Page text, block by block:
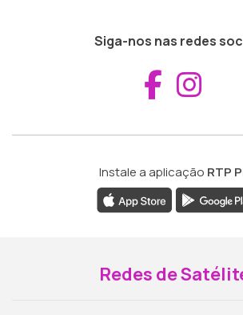
Siga-nos nas redes
Instale a aplicação RTP
Redes de